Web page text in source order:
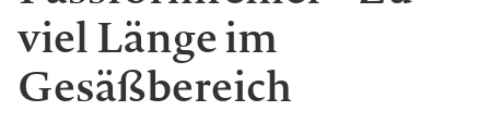
viel Länge im
Gesäßbereich